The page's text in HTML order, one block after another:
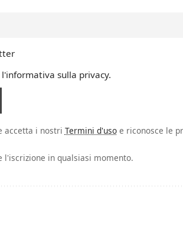
sulla privacy.
accetta i nostri Termini d'usoe riconosce le
l'iscrizione in qualsiasi momento.